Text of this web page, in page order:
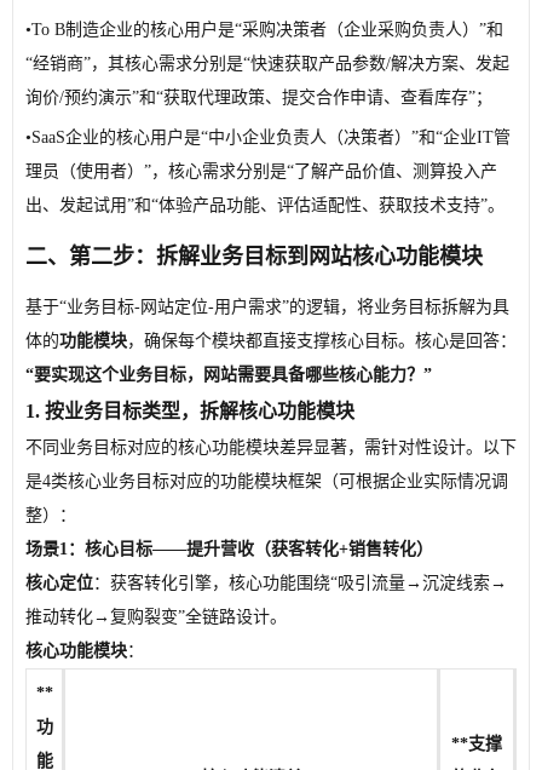
•To B制造企业的核心用户是“采购决策者（企业采购负责人）”和
“经销商”，其核心需求分别是“快速获取产品参数/解决方案、发起
询价/预约演示”和“获取代理政策、提交合作申请、查看库存”；
•SaaS企业的核心用户是“中小企业负责人（决策者）”和“企业IT管
理员（使用者）”，核心需求分别是“了解产品价值、测算投入产
出、发起试用”和“体验产品功能、评估适配性、获取技术支持”。
二、第二步：拆解业务目标到网站核心功能模块
基于“业务目标-网站定位-用户需求”的逻辑，将业务目标拆解为具
体的功能模块，确保每个模块都直接支撑核心目标。核心是回答：
“要实现这个业务目标，网站需要具备哪些核心能力？”
1. 按业务目标类型，拆解核心功能模块
不同业务目标对应的核心功能模块差异显著，需针对性设计。以下
是4类核心业务目标对应的功能模块框架（可根据企业实际情况调
整）：
场景1：核心目标——提升营收（获客转化+销售转化）
核心定位：获客转化引擎，核心功能围绕“吸引流量→沉淀线索→
推动转化→复购裂变”全链路设计。
核心功能模块：
**
功
能
**支撑